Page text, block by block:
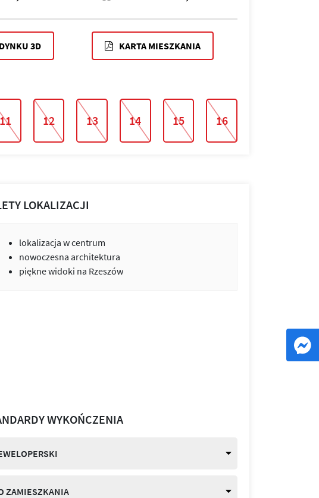
3D KARTA MIESZKANIA
11 12 13 14 15 16
LOKALIZACJI
lokalizacja w centrum
nowoczesna architektura
piękne widoki na Rzeszów
WYKOŃCZENIA
ZAMIESZKANIA